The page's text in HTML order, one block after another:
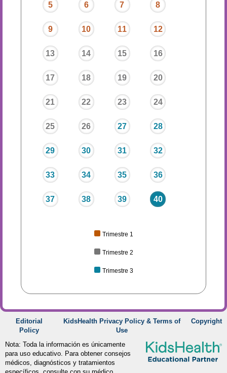
5 6 7 8
9 10 11 12
13 14 15 16
17 18 19 20
21 22 23 24
25 26 27 28
29 30 31 32
33 34 35 36
37 38 39 40
Trimestre 1
Trimestre 2
Trimestre 3
Editorial
Policy
KidsHealth Privacy Policy & Terms of
Use
Copyright
Nota: Toda la información es únicamente
para uso educativo. Para obtener consejos
médicos, diagnósticos y tratamientos